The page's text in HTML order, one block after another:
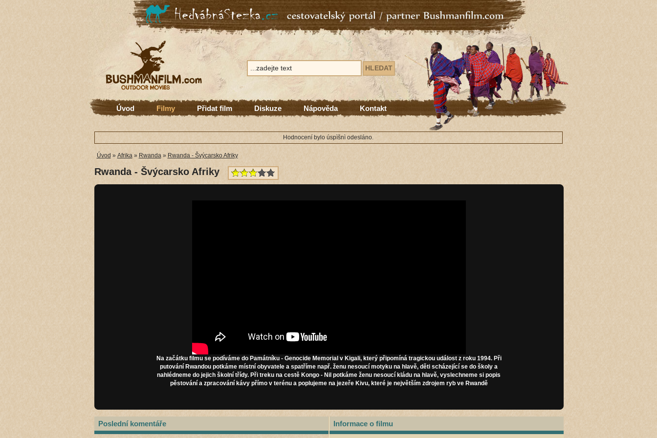
Úvod Filmy Přidat film Diskuze Nápověda Kontakt
Hodnocení bylo úspìšnì odesláno.
Úvod » Afrika» Rwanda» Rwanda - Švýcarsko Afriky
Rwanda - Švýcarsko Afriky
Na začátku filmu se podíváme do Památníku - Genocide Memorial v Kigali, který připomíná tragickou událost z roku 1994. Při
putování Rwandou potkáme místní obyvatele a spatříme např. ženu nesoucí motyku na hlavě, děti scházející se do školy a
nahlédneme do jejich školní třídy. Při treku na cestě Kongo - Nil potkáme ženu nesoucí kládu na hlavě, vyslechneme si popis
pěstování a zpracování kávy přímo v terénu a poplujeme na jezeře Kivu, které je největším zdrojem ryb ve Rwandě
Poslední komentáře Informace o filmu